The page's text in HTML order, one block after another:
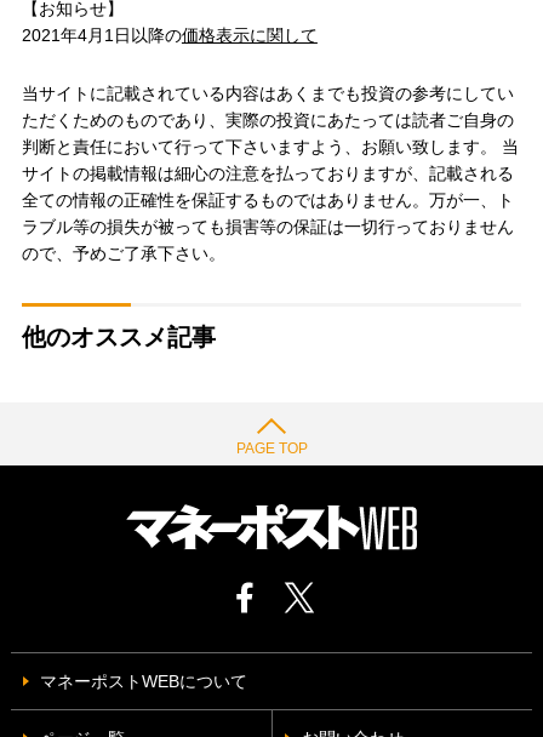
【お知らせ】
2021年4月1日以降の価格表示に関して
当サイトに記載されている内容はあくまでも投資の参考にしてい
ただくためのものであり、実際の投資にあたっては読者ご自身の
判断と責任において行って下さいますよう、お願い致します。 当
サイトの掲載情報は細心の注意を払っておりますが、記載される
全ての情報の正確性を保証するものではありません。万が一、ト
ラブル等の損失が被っても損害等の保証は一切行っておりません
ので、予めご了承下さい。
他のオススメ記事
PAGE TOP
マネーポストWEBについて